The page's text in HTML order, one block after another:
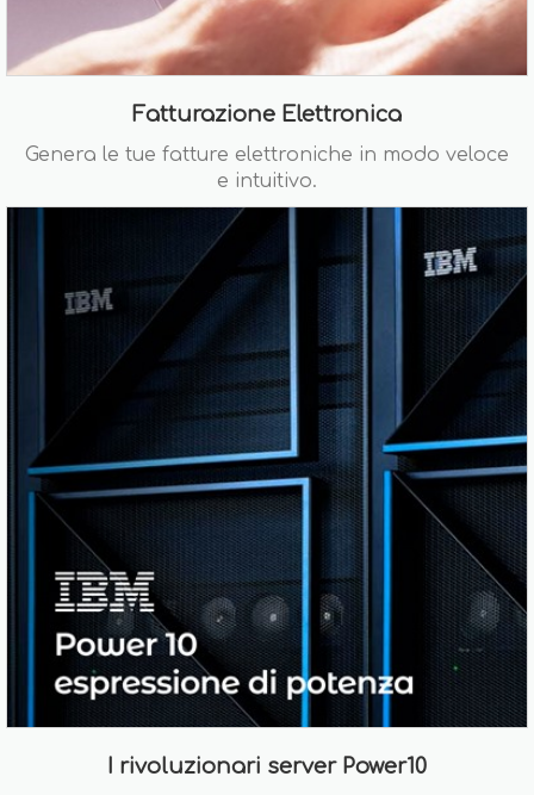
Fatturazione Elettronica
Genera le tue fatture elettroniche in modo veloce
e intuitivo.
I rivoluzionari server Power10